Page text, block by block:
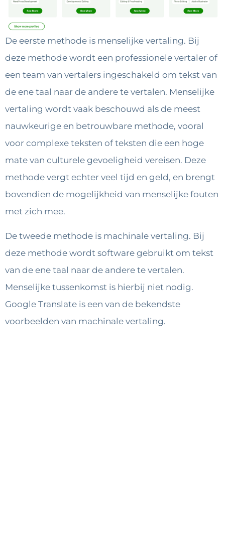
De eerste methode is menselijke vertaling. Bij
deze methode wordt een professionele vertaler of
een team van vertalers ingeschakeld om tekst van
de ene taal naar de andere te vertalen. Menselijke
vertaling wordt vaak beschouwd als de meest
nauwkeurige en betrouwbare methode, vooral
voor complexe teksten of teksten die een hoge
mate van culturele gevoeligheid vereisen. Deze
methode vergt echter veel tijd en geld, en brengt
bovendien de mogelijkheid van menselijke fouten
met zich mee.
De tweede methode is machinale vertaling. Bij
deze methode wordt software gebruikt om tekst
van de ene taal naar de andere te vertalen.
Menselijke tussenkomst is hierbij niet nodig.
Google Translate is een van de bekendste
voorbeelden van machinale vertaling.